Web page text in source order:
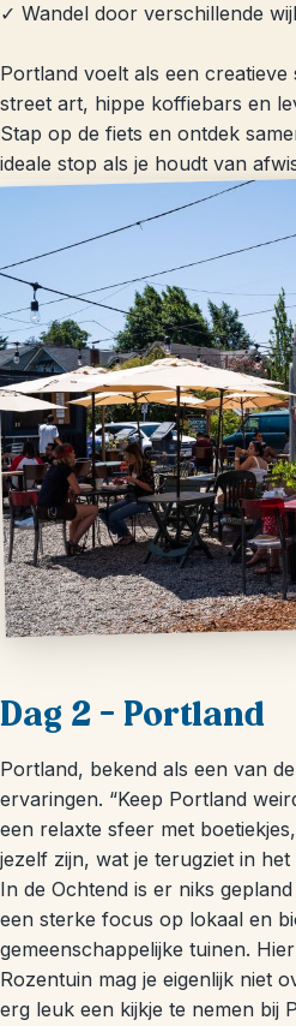
✓ Wandel door verschillende
Portland voelt als een
street art, hippe koffiebars en
Stap op de fiets en ontdek
ideale stop als je houdt van
Dag 2 – Portland
Portland, bekend als een van
ervaringen. “Keep Portland
een relaxte sfeer met
jezelf zijn, wat je terugziet in het
In de Ochtend is er niks
een sterke focus op lokaal en
gemeenschappelijke tuinen.
Rozentuin mag je eigenlijk niet
erg leuk een kijkje te nemen bij